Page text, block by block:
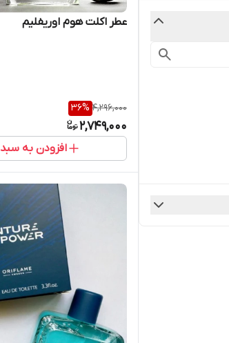
عطر اکلت هوم اوریفلیم
4,296,000
36%
2,749,000
افزودن به سبد